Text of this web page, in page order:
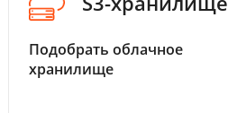
Подобрать облачное
хранилище